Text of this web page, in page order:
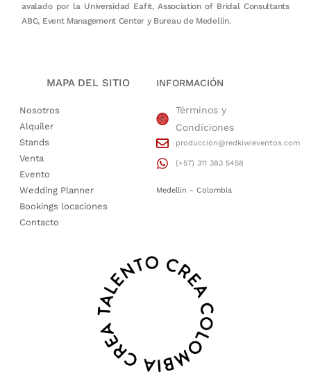
avalado por la Universidad Eafit, Association of Bridal Consultants
ABC, Event Management Center y Bureau de Medellín.
MAPA DEL SITIO
Nosotros
Alquiler
Stands
Venta
Evento
Wedding Planner
Bookings locaciones
Contacto
INFORMACIÓN
Términos y
Condiciones
producción@redkiwieventos.com
(+57) 311 383 5458
Medellin - Colombia